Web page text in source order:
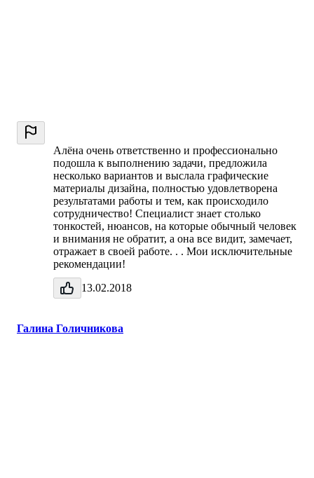
Алёна очень ответственно и профессионально
подошла к выполнению задачи, предложила
несколько вариантов и выслала графические
материалы дизайна, полностью удовлетворена
результатами работы и тем, как происходило
сотрудничество! Специалист знает столько
тонкостей, нюансов, на которые обычный человек
и внимания не обратит, а она все видит, замечает,
отражает в своей работе. . . Мои исключительные
рекомендации!
13.02.2018
Галина Голичникова